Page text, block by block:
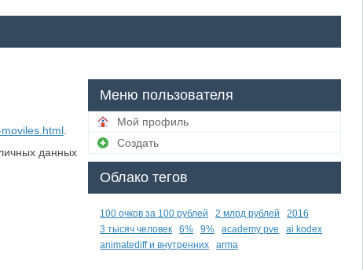
.
данных
Меню пользователя
Мой профиль
Создать
Облако тегов
100 очков за 100 рублей 2 млрд рублей
2016
3 тысяч человек
6% 9% academy pve
ai kodex
animatediff и внутренних
arma